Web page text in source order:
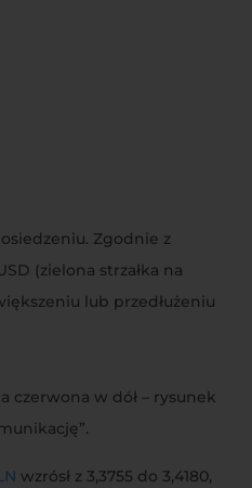
Zgodnie z
(zielona strzałka na
lub przedłużeniu
czerwona w dół – rysunek
wzrósł z 3,3755 do 3,4180,